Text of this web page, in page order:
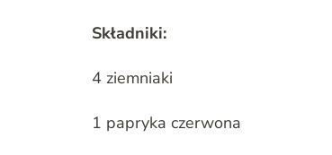
Składniki:
4 ziemniaki
1 papryka czerwona